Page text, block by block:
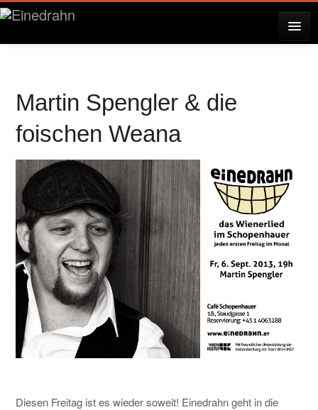
RESERVIERUNG
ÜBER EINEDRAHN
PRESSE
KONTAKT
Martin Spengler & die
foischen Weana
Diesen Freitag ist es wieder soweit! Einedrahn geht in die